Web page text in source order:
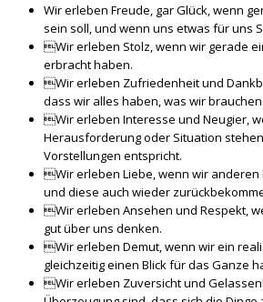
Wir erleben Freude, gar Glück, wenn
sein soll, und wenn uns etwas für uns
Wir erleben Stolz, wenn wir gerade
erbracht haben.
Wir erleben Zufriedenheit und
dass wir alles haben, was wir brauchen.
Wir erleben Interesse und Neugier,
Herausforderung oder Situation
Vorstellungen entspricht.
Wir erleben Liebe, wenn wir anderen
und diese auch wieder
Wir erleben Ansehen und Respekt,
gut über uns denken.
Wir erleben Demut, wenn wir ein
gleichzeitig einen Blick für das Ganze
Wir erleben Zuversicht und